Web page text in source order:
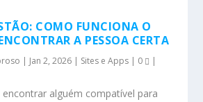
COMO FUNCIONA O
A PESSOA CERTA
| Jan 2, 2026 | Sites e Apps | 0 |
alguém compatível para